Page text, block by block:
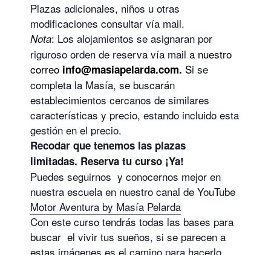
Plazas adicionales, niños u otras
modificaciones consultar vía mail.
Nota: Los alojamientos se asignaran por
riguroso orden de reserva vía mail a nuestro
correo info@masiapelarda.com. Si se
completa la Masía, se buscarán
establecimientos cercanos de similares
características y precio, estando incluido esta
gestión en el precio.
Recodar que tenemos las plazas
limitadas. Reserva tu curso ¡Ya!
Puedes seguirnos y conocernos mejor en
nuestra escuela en nuestro canal de YouTube
Motor Aventura by Masía Pelarda
Con este curso tendrás todas las bases para
buscar el vivir tus sueños, si se parecen a
estas imágenes es el camino para hacerlo,